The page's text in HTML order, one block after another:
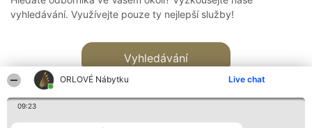
ORLOVÉ Nábytku Live chat
09:23
vyhledávání. Využívejte pouze ty nejlepší služby!
Vyhledávání